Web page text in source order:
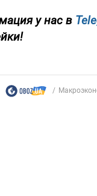
у нас в